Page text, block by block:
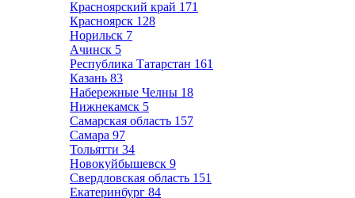
Красноярский край 171
Красноярск 128
Норильск 7
Ачинск 5
Республика Татарстан 161
Казань 83
Набережные Челны 18
Нижнекамск 5
Самарская область 157
Самара 97
Тольятти 34
Новокуйбышевск 9
Свердловская область 151
Екатеринбург 84